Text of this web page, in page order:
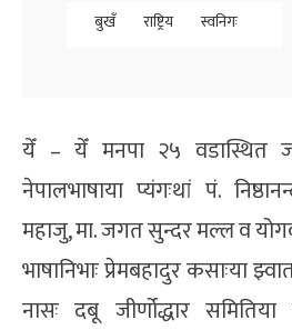
बुखँ
राष्ट्रिय स्वनिगः
येँ – येँ मनपा २५ वडास्थित
नेपालभाषाया प्यंगःथां पं.
महाजु, मा. जगत सुन्दर मल्ल व
भाषानिभाः प्रेमबहादुर कसाःया
नासः दबू जीर्णोद्धार